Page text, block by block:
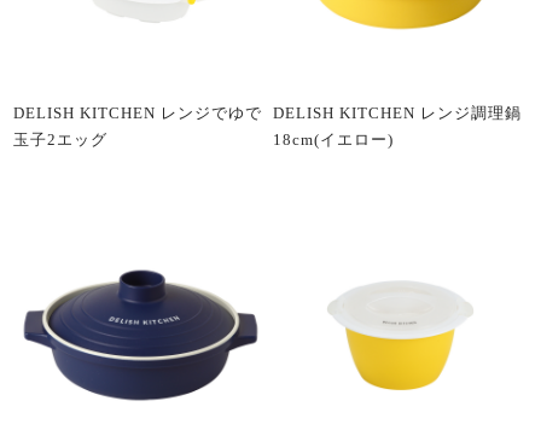
DELISH KITCHEN レンジでゆで
玉子2エッグ
DELISH KITCHEN レンジ調理鍋
18cm(イエロー)